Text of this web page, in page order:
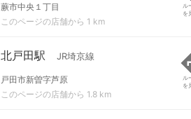
蕨市中央１丁目
このページの店舗から 1 km
ル
を
北戸田駅 JR埼京線
戸田市新曽字芦原
このページの店舗から 1.8 km
ル
を